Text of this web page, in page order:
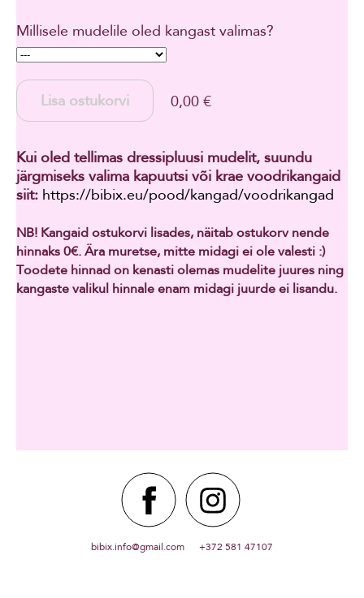
Millisele mudelile oled kangast valimas?
Lisa ostukorvi 0,00 €
Kui oled tellimas dressipluusi mudelit, suundu
järgmiseks valima kapuutsi või krae voodrikangaid
siit: https://bibix.eu/pood/kangad/voodrikangad
NB! Kangaid ostukorvi lisades, näitab ostukorv nende
hinnaks 0€. Ära muretse, mitte midagi ei ole valesti :)
Toodete hinnad on kenasti olemas mudelite juures ning
kangaste valikul hinnale enam midagi juurde ei lisandu.
bibix.info@gmail.com +372 581 47107